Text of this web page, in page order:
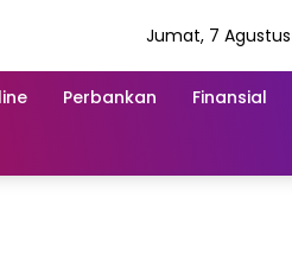
Jumat, 7
Perbankan Finansial